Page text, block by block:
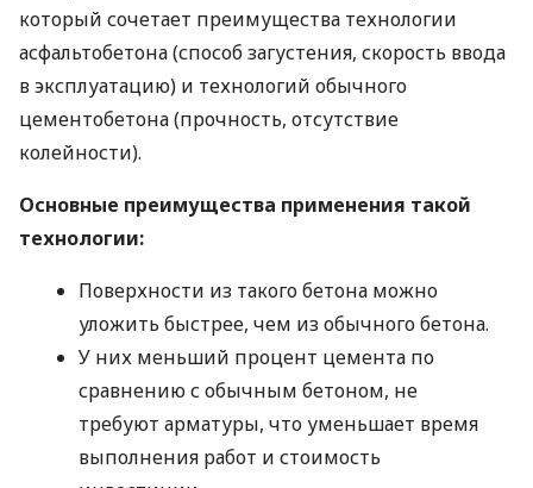
который сочетает преимущества технологии
асфальтобетона (способ загустения, скорость ввода
в эксплуатацию) и технологий обычного
цементобетона (прочность, отсутствие
колейности).
Основные преимущества применения такой
технологии:
Поверхности из такого бетона можно
уложить быстрее, чем из обычного бетона.
У них меньший процент цемента по
сравнению с обычным бетоном, не
требуют арматуры, что уменьшает время
выполнения работ и стоимость